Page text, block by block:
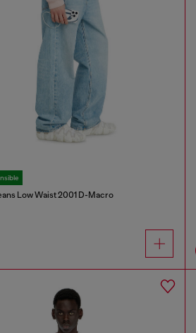
Low Waist 2001 D-Macro